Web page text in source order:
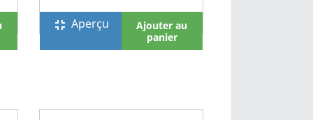
fullscreen_exit Aperçu
Ajouter au
panier